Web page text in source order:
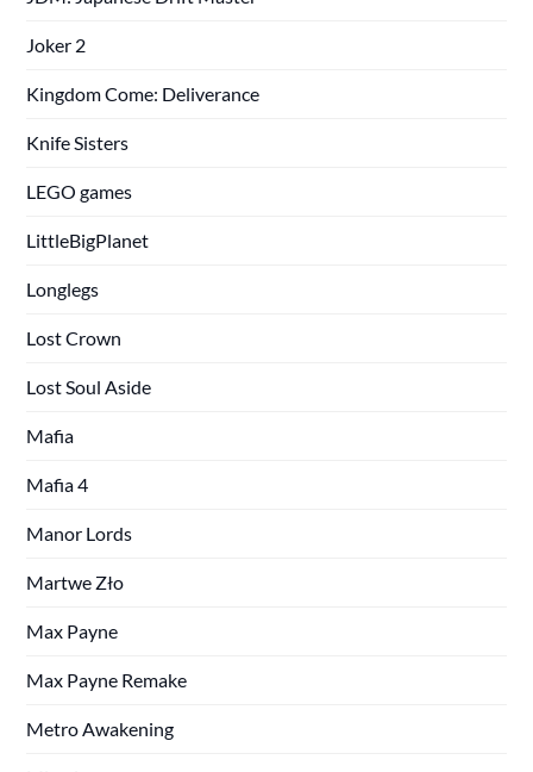
Joker 2
Kingdom Come: Deliverance
Knife Sisters
LEGO games
LittleBigPlanet
Longlegs
Lost Crown
Lost Soul Aside
Mafia
Mafia 4
Manor Lords
Martwe Zło
Max Payne
Max Payne Remake
Metro Awakening